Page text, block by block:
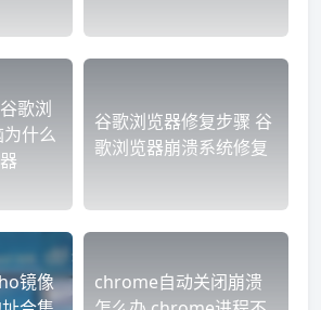
歌浏
什么
谷歌浏览器修复步骤 谷
歌浏览器崩溃系统修复
镜像
chrome自动关闭崩溃